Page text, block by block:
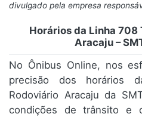
divulgado pela empresa
Horários da Linha 708
Aracaju –
No Ônibus Online, nos
precisão dos horários
Rodoviário Aracaju da
condições de trânsito e